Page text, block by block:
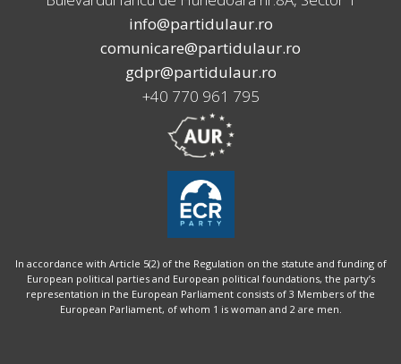
info@partidulaur.ro
comunicare@partidulaur.ro
gdpr@partidulaur.ro
+40 770 961 795
In accordance with Article 5(2) of the Regulation on the statute and funding of
European political parties and European political foundations, the party’s
representation in the European Parliament consists of 3 Members of the
European Parliament, of whom 1 is woman and 2 are men.